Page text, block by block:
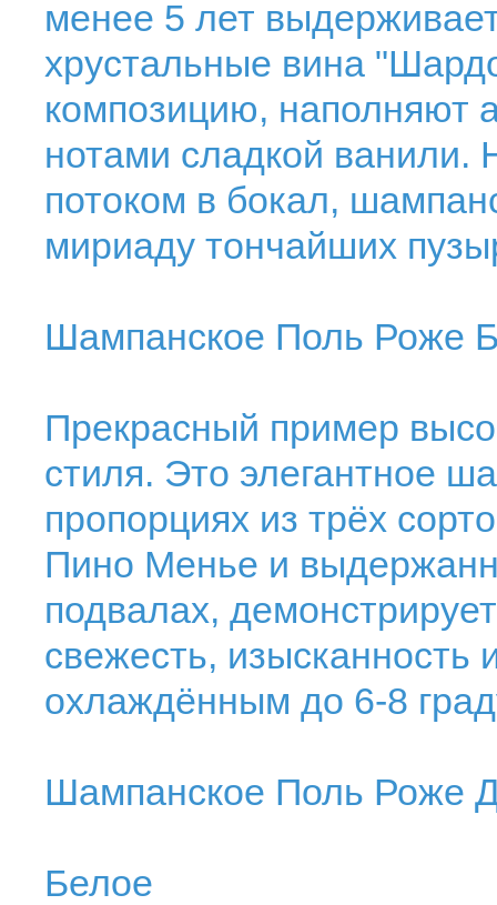
менее 5 лет
хрустальные вина
композицию, наполняют
нотами сладкой ванили.
потоком в бокал,
мириаду тончайших
Шампанское Поль Роже
Прекрасный пример
стиля. Это элегантное
пропорциях из трёх
Пино Менье и
подвалах,
свежесть, изысканность
охлаждённым до 6-8
Шампанское Поль Роже
Белое